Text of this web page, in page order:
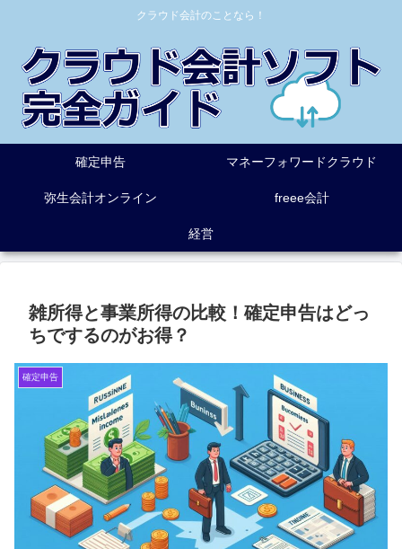
クラウド会計のことなら！
確定申告 マネーフォワードクラウド
弥生会計オンライン freee会計
経営
雑所得と事業所得の比較！確定申告はどっ
ちでするのがお得？
確定申告